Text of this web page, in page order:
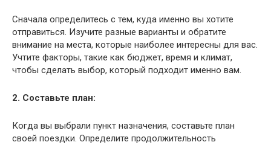
Сначала определитесь с тем, куда именно вы хотите
отправиться. Изучите разные варианты и обратите
внимание на места, которые наиболее интересны для вас.
Учтите факторы, такие как бюджет, время и климат,
чтобы сделать выбор, который подходит именно вам.
2. Составьте план:
Когда вы выбрали пункт назначения, составьте план
своей поездки. Определите продолжительность